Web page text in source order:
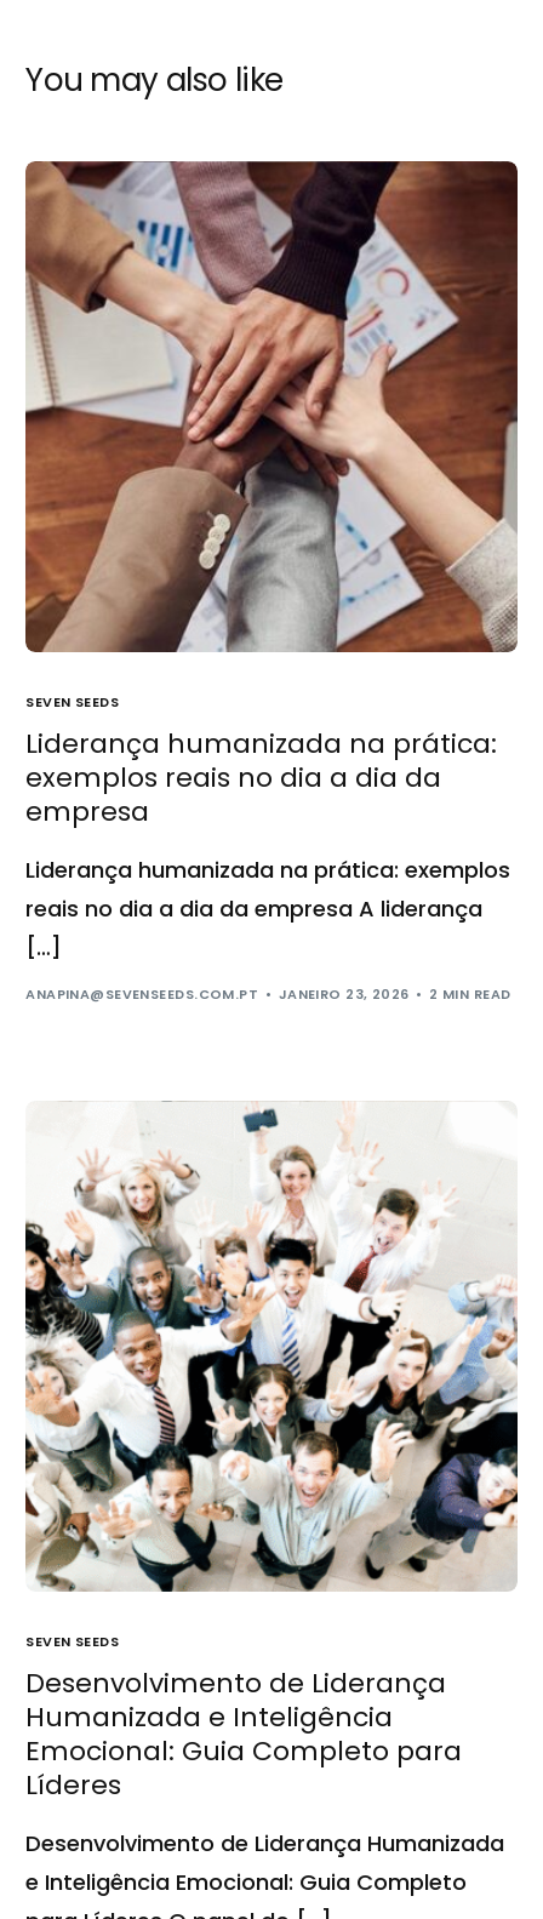
You may also like
SEVEN SEEDS
Liderança humanizada na prática:
exemplos reais no dia a dia da
empresa
Liderança humanizada na prática: exemplos
reais no dia a dia da empresa A liderança
[…]
ANAPINA@SEVENSEEDS.COM.PT JANEIRO 23, 2026 2 MIN READ
SEVEN SEEDS
Desenvolvimento de Liderança
Humanizada e Inteligência
Emocional: Guia Completo para
Líderes
Desenvolvimento de Liderança Humanizada
e Inteligência Emocional: Guia Completo